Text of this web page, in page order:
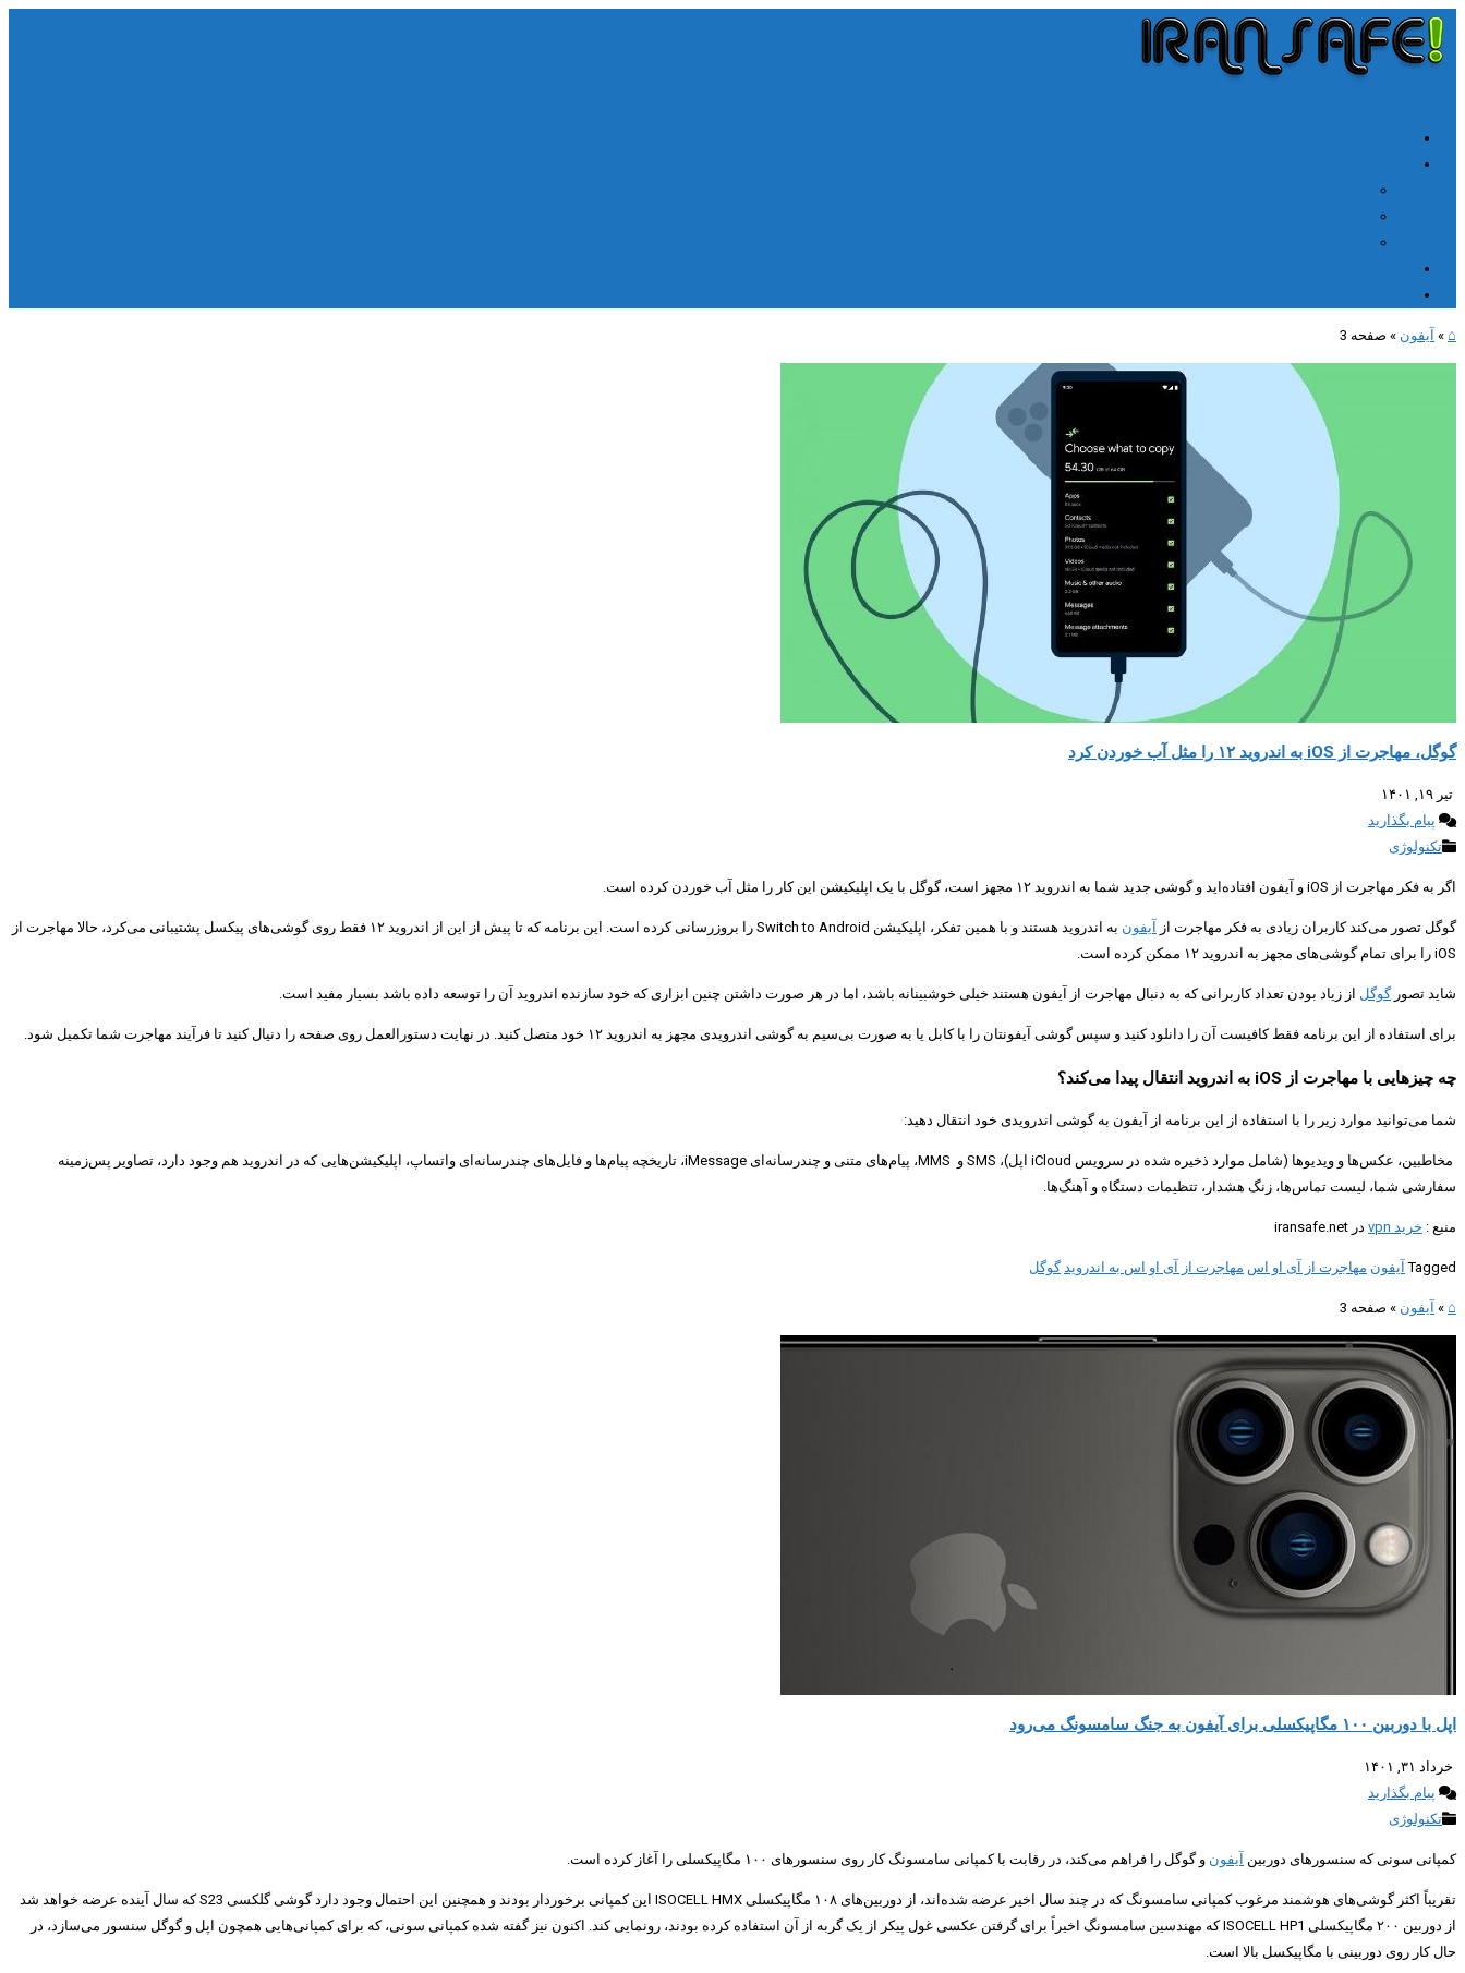
⌂
» آیفون » صفحه 3
گوگل، مهاجرت از iOS به اندروید ۱۲ را مثل آب خوردن کرد
تیر ۱۹, ۱۴۰۱
پیام بگذارید
تکنولوژی
اگر به فکر مهاجرت از iOS و آیفون افتاده‌اید و گوشی جدید شما به اندروید ۱۲ مجهز است، گوگل با یک اپلیکیشن این کار را مثل آب خوردن کرده است.
گوگل تصور می‌کند کاربران زیادی به فکر مهاجرت از آیفون
به اندروید هستند و با همین تفکر، اپلیکیشن Switch to Android را بروزرسانی کرده است. این برنامه که تا پیش از این از اندروید ۱۲ فقط روی گوشی‌های پیکسل پشتیبانی می‌کرد، حالا مهاجرت از
iOS را برای تمام گوشی‌های مجهز به اندروید ۱۲ ممکن کرده است.
شاید تصورگوگل از زیاد بودن تعداد کاربرانی که به دنبال مهاجرت از آیفون هستند خیلی خوشبینانه باشد، اما در هر صورت داشتن چنین ابزاری که خود سازنده اندروید آن را توسعه داده باشد بسیار مفید است.
برای استفاده از این برنامه فقط کافیست آن را دانلود کنید و سپس گوشی آیفونتان را با کابل یا به صورت بی‌سیم به گوشی اندرویدی مجهز به اندروید ۱۲ خود متصل کنید. در نهایت دستورالعمل روی صفحه را دنیال کنید تا فرآیند مهاجرت شما تکمیل شود.
چه چیزهایی با مهاجرت از iOS به اندروید انتقال پیدا می‌کند؟
شما می‌توانید موارد زیر را با استفاده از این برنامه از آیفون به گوشی اندرویدی خود انتقال دهید:
مخاطبین، عکس‌ها و ویدیوها (شامل موارد ذخیره شده در سرویس iCloud اپل)، SMS و MMS، پیام‌های متنی و چندرسانه‌ای iMessage، تاریخچه پیام‌ها و فایل‌های چندرسانه‌ای واتساپ، اپلیکیشن‌هایی که در اندروید هم وجود دارد، تصاویر پس‌زمینه
سفارشی شما، لیست تماس‌ها، زنگ هشدار، تتظیمات دستگاه و آهنگ‌ها.
منبع : خرید vpn در iransafe.net
Tagged آیفون مهاجرت از آی او اس مهاجرت از آی او اس به اندروید گوگل
⌂
» آیفون » صفحه 3
اپل با دوربین ۱۰۰ مگاپیکسلی برای آیفون به جنگ سامسونگ می‌رود
خرداد ۳۱, ۱۴۰۱
پیام بگذارید
تکنولوژی
کمپانی سونی که سنسورهای دوربین آیفون و گوگل را فراهم می‌کند، در رقابت با کمپانی سامسونگ کار روی سنسورهای ۱۰۰ مگاپیکسلی را آغاز کرده است.
تقریباً اکثر گوشی‌های هوشمند مرغوب کمپانی سامسونگ که در چند سال اخیر عرضه شده‌اند، از دوربین‌های ۱۰۸ مگاپیکسلی ISOCELL HMX این کمپانی برخوردار بودند و همچنین این احتمال وجود دارد گوشی گلکسی S23 که سال آینده عرضه خواهد شد
از دوربین ۲۰۰ مگاپیکسلی ISOCELL HP1 که مهندسین سامسونگ اخیراً برای گرفتن عکسی غول پیکر از یک گربه از آن استفاده کرده بودند، رونمایی کند. اکنون نیز گفته شده کمپانی سونی، که برای کمپانی‌هایی همچون اپل و گوگل سنسور می‌سازد، در
حال کار روی دوربینی با مگاپیکسل بالا است.